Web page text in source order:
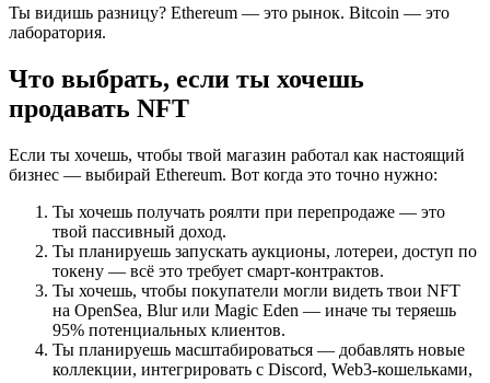
Ты видишь разницу? Ethereum — это рынок. Bitcoin — это
лаборатория.
Что выбрать, если ты хочешь
продавать NFT
Если ты хочешь, чтобы твой магазин работал как настоящий
бизнес — выбирай Ethereum. Вот когда это точно нужно:
Ты хочешь получать роялти при перепродаже — это
твой пассивный доход.
Ты планируешь запускать аукционы, лотереи, доступ по
токену — всё это требует смарт-контрактов.
Ты хочешь, чтобы покупатели могли видеть твои NFT
на OpenSea, Blur или Magic Eden — иначе ты теряешь
95% потенциальных клиентов.
Ты планируешь масштабироваться — добавлять новые
коллекции, интегрировать с Discord, Web3-кошельками,